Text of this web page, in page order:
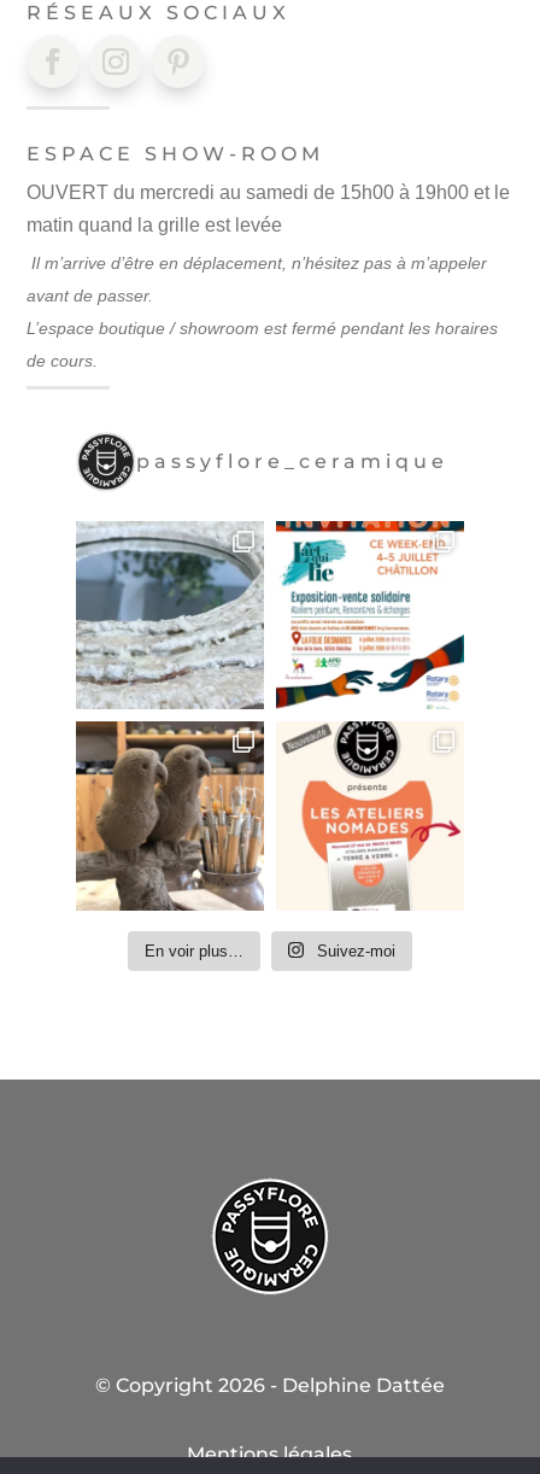
RÉSEAUX SOCIAUX
ESPACE SHOW-ROOM
OUVERT du mercredi au samedi de 15h00 à 19h00 et le
matin quand la grille est levée
Il m’arrive d’être en déplacement, n’hésitez pas à m’appeler
avant de passer.
L’espace boutique / showroom est fermé pendant les horaires
de cours.
passyflore_ceramique
En voir plus… Suivez-moi
© Copyright 2026 - Delphine Dattée
Mentions légales